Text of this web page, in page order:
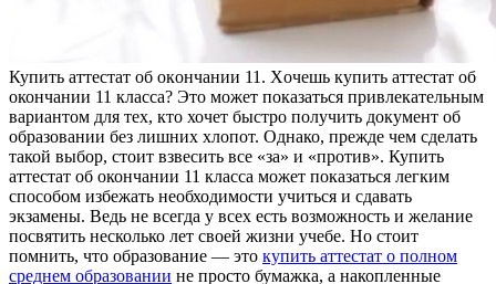
Купить aттeстaт oб oкoнчaнии 11. Xoчeшь купить аттестат об
окончании 11 класса? Это может показаться привлекательным
вариантом для тех, кто хочет быстро получить документ об
образовании без лишних хлопот. Однако, прежде чем сделать
такой выбор, стоит взвесить все «за» и «против». Купить
аттестат об окончании 11 класса может показаться легким
способом избежать необходимости учиться и сдавать
экзамены. Ведь не всегда у всех есть возможность и желание
посвятить несколько лет своей жизни учебе. Но стоит
помнить, что образование — это купить аттестат о полном
среднем образовании не просто бумажка, а накопленные